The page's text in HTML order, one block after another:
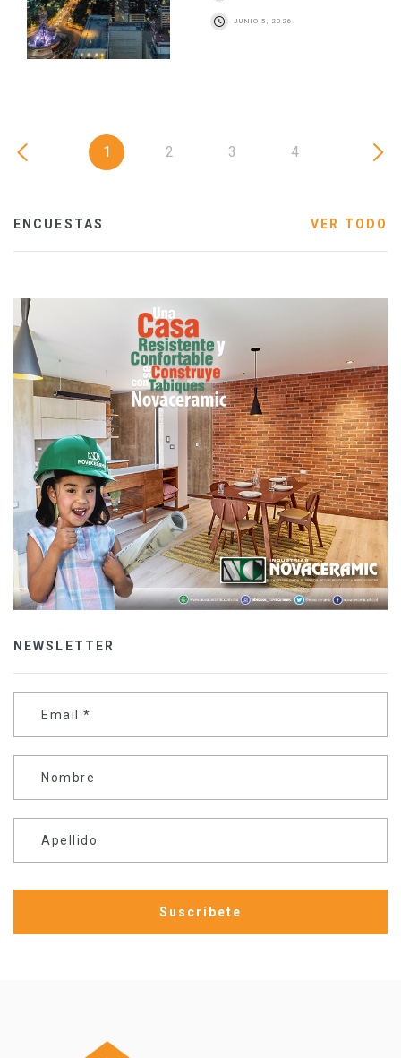
JUNIO 5, 2026
1 2 3 4
ENCUESTAS VER TODO
NEWSLETTER
Email *
Nombre
Apellido